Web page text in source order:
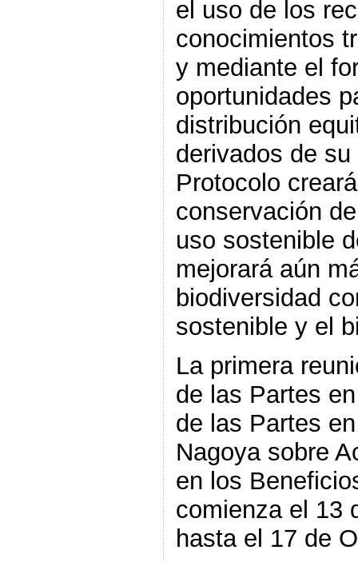
el uso de los
conocimientos
y mediante el
oportunidades
distribución
derivados de
Protocolo
conservación
uso sostenible
mejorará aún
biodiversidad
sostenible y el
La primera
de las Partes
de las Partes
Nagoya sobre
en los
comienza el 13
hasta el 17 de